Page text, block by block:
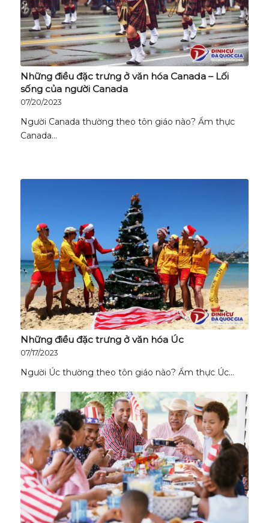
Những điều đặc trưng ở văn hóa Canada – Lối
sống của người Canada
07/20/2023
Người Canada thường theo tôn giáo nào? Ẩm thực
Canada…
Những điều đặc trưng ở văn hóa Úc
07/17/2023
Người Úc thường theo tôn giáo nào? Ẩm thực Úc…